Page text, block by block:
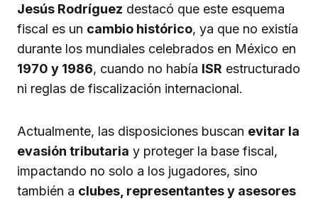
Jesús Rodríguez destacó que este esquema
fiscal es un cambio histórico, ya que no existía
durante los mundiales celebrados en México en
1970 y 1986, cuando no había ISR estructurado
ni reglas de fiscalización internacional.
Actualmente, las disposiciones buscan evitar la
evasión tributaria y proteger la base fiscal,
impactando no solo a los jugadores, sino
también a clubes, representantes y asesores